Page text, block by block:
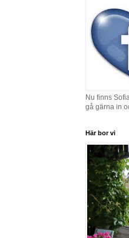
Nu finns
gå gärna in
Här bor vi